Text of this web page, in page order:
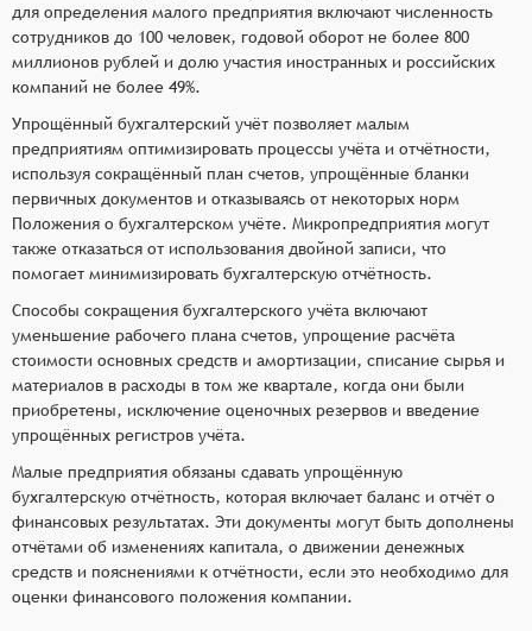
для определения малого предприятия включают численность
сотрудников до 100 человек, годовой оборот не более 800
миллионов рублей и долю участия иностранных и российских
компаний не более 49%.
Упрощённый бухгалтерский учёт позволяет малым
предприятиям оптимизировать процессы учёта и отчётности,
используя сокращённый план счетов, упрощённые бланки
первичных документов и отказываясь от некоторых норм
Положения о бухгалтерском учёте. Микропредприятия могут
также отказаться от использования двойной записи, что
помогает минимизировать бухгалтерскую отчётность.
Способы сокращения бухгалтерского учёта включают
уменьшение рабочего плана счетов, упрощение расчёта
стоимости основных средств и амортизации, списание сырья и
материалов в расходы в том же квартале, когда они были
приобретены, исключение оценочных резервов и введение
упрощённых регистров учёта.
Малые предприятия обязаны сдавать упрощённую
бухгалтерскую отчётность, которая включает баланс и отчёт о
финансовых результатах. Эти документы могут быть дополнены
отчётами об изменениях капитала, о движении денежных
средств и пояснениями к отчётности, если это необходимо для
оценки финансового положения компании.